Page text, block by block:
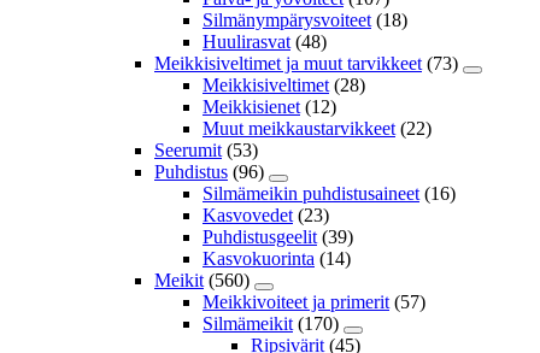
Silmänympärysvoiteet (18)
Huulirasvat (48)
Meikkisiveltimet ja muut tarvikkeet (73)
Meikkisiveltimet (28)
Meikkisienet (12)
Muut meikkaustarvikkeet (22)
Seerumit (53)
Puhdistus (96)
Silmämeikin puhdistusaineet (16)
Kasvovedet (23)
Puhdistusgeelit (39)
Kasvokuorinta (14)
Meikit (560)
Meikkivoiteet ja primerit (57)
Silmämeikit (170)
Ripsivärit (45)